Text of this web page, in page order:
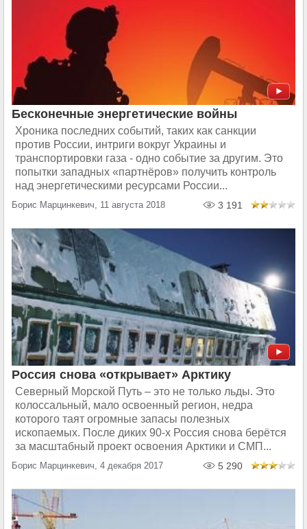
Бесконечные энергетические войны
Хроника последних событий, таких как санкции
против России, интриги вокруг Украины и
транспортировки газа - одно событие за другим. Это
попытки западных «партнёров» получить контроль
над энергетическими ресурсами России...
Борис Марцинкевич, 11 августа 2018 3 191
Россия снова «открывает» Арктику
Северный Морской Путь – это не только льды. Это
колоссальный, мало освоенный регион, недра
которого таят огромные запасы полезных
ископаемых. После диких 90-х Россия снова берётся
за масштабный проект освоения Арктики и СМП...
Борис Марцинкевич, 4 декабря 2017 5 290